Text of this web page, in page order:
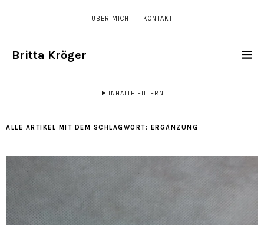
ÜBER MICH KONTAKT
Britta Kröger
INHALTE FILTERN
ALLE ARTIKEL MIT DEM SCHLAGWORT: ERGÄNZUNG